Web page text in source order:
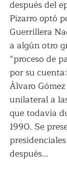
después del
Pizarro optó
Guerrillera
a algún otro
“proceso de
por su
Álvaro
unilateral a
que todavía
1990. Se
después…